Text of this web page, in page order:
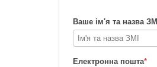
Ваше ім'я та назва ЗМІ
Електронна пошта*